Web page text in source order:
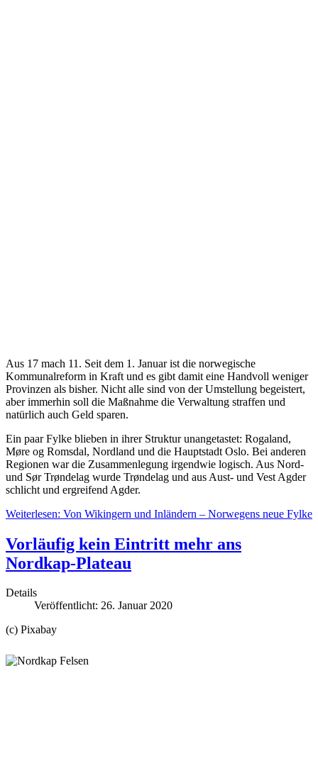
Aus 17 mach 11. Seit dem 1. Januar ist die norwegische
Kommunalreform in Kraft und es gibt damit eine Handvoll weniger
Provinzen als bisher. Nicht alle sind von der Umstellung begeistert,
aber immerhin soll die Maßnahme die Verwaltung straffen und
natürlich auch Geld sparen.
Ein paar Fylke blieben in ihrer Struktur unangetastet: Rogaland,
Møre og Romsdal, Nordland und die Hauptstadt Oslo. Bei anderen
Regionen war die Zusammenlegung irgendwie logisch. Aus Nord-
und Sør Trøndelag wurde Trøndelag und aus Aust- und Vest Agder
schlicht und ergreifend Agder.
Weiterlesen: Von Wikingern und Inländern – Norwegens neue Fylke
Vorläufig kein Eintritt mehr ans
Nordkap-Plateau
Details
Veröffentlicht: 26. Januar 2020
(c) Pixabay